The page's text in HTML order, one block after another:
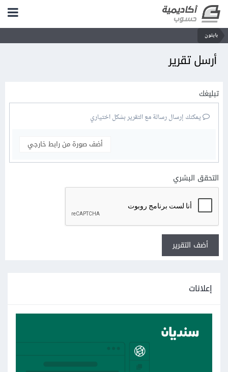
بايثون
أرسل تقرير
تبليغك
يمكنك إرسال رسالة مع التقرير بشكل اختياري
أضف صورة من رابط خارجي
التحقق البشري
أضف التقرير
إعلانات